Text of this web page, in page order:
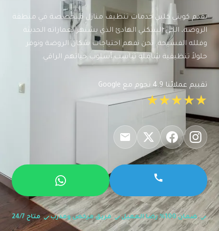
تقدم كويتي كلين خدمات تنظيف منازل متخصصة في منطقة
الروضة، الحي السكني الهادئ الذي يشتهر بعماراته الحديثة
وفلله الفسيحة. نحن نفهم احتياجات سكان الروضة ونوفر
حلولاً تنظيفية شاملة تناسب أسلوب حياتهم الراقي.
تقييم عملائنا 4.9 نجوم مع Google
★★★★★
ضمان 100% رضا العميل فريق مرخص ومدرب متاح 24/7